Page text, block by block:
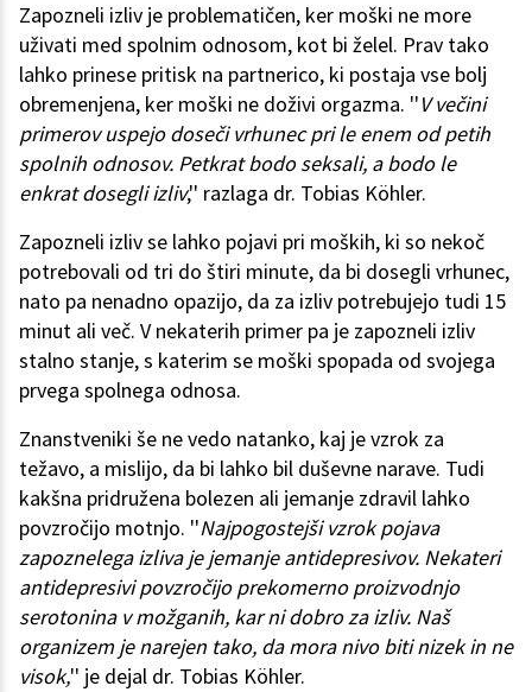
Zapozneli izliv je problematičen, ker moški ne more
uživati med spolnim odnosom, kot bi želel. Prav tako
lahko prinese pritisk na partnerico, ki postaja vse bolj
obremenjena, ker moški ne doživi orgazma. ''V večini
primerov uspejo doseči vrhunec pri le enem od petih
spolnih odnosov. Petkrat bodo seksali, a bodo le
enkrat dosegli izliv,'' razlaga dr. Tobias Köhler.
Zapozneli izliv se lahko pojavi pri moških, ki so nekoč
potrebovali od tri do štiri minute, da bi dosegli vrhunec,
nato pa nenadno opazijo, da za izliv potrebujejo tudi 15
minut ali več. V nekaterih primer pa je zapozneli izliv
stalno stanje, s katerim se moški spopada od svojega
prvega spolnega odnosa.
Znanstveniki še ne vedo natanko, kaj je vzrok za
težavo, a mislijo, da bi lahko bil duševne narave. Tudi
kakšna pridružena bolezen ali jemanje zdravil lahko
povzročijo motnjo. ''Najpogostejši vzrok pojava
zapoznelega izliva je jemanje antidepresivov. Nekateri
antidepresivi povzročijo prekomerno proizvodnjo
serotonina v možganih, kar ni dobro za izliv. Naš
organizem je narejen tako, da mora nivo biti nizek in ne
visok,'' je dejal dr. Tobias Köhler.